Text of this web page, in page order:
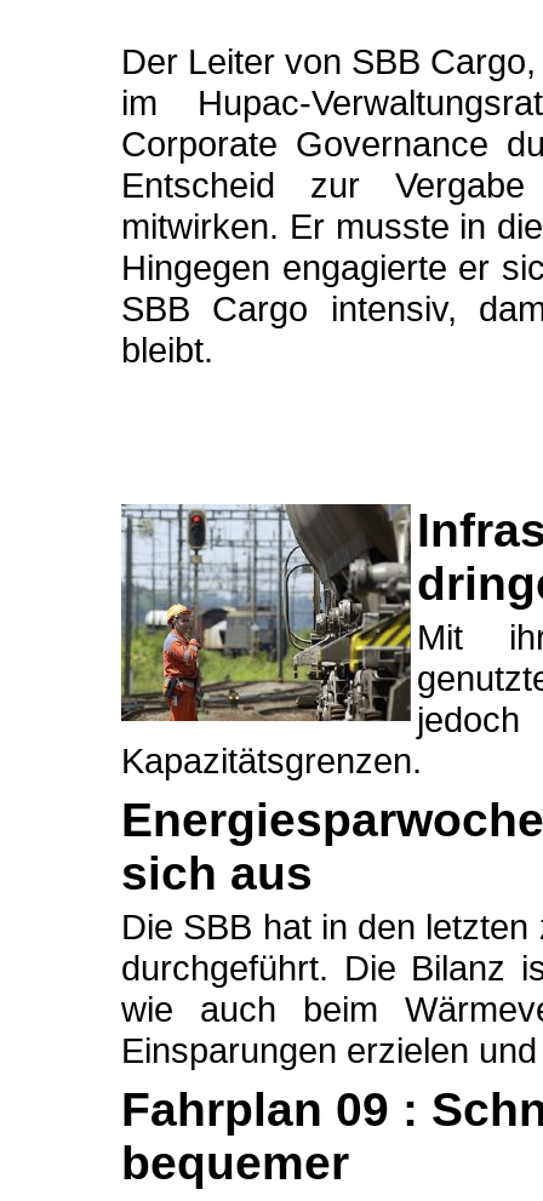
Der Leiter von SBB
im Hupac-
Corporate Governance
Entscheid zur
mitwirken. Er musste in
Hingegen engagierte er
SBB Cargo intensiv,
bleibt.
Mit
Kapazitätsgrenzen.
sich aus
Die SBB hat in den
durchgeführt. Die Bilanz
wie auch beim
Einsparungen erzielen
Fahrplan 09 :
bequemer